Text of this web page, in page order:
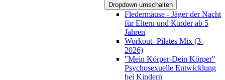
Dropdown umschalten
Fledermäuse - Jäger der Nacht
für Eltern und Kinder ab 5
Jahren
Workout- Pilates Mix (3-
2026)
"Mein Körper-Dein Körper"
Psychosexuelle Entwicklung
bei Kindern